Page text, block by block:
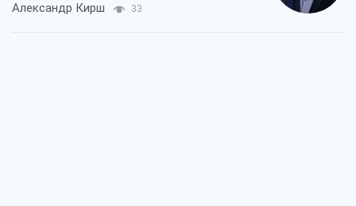
Александр Кирш 33